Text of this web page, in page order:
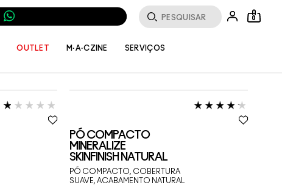
0
OUTLET M·A·CZINE SERVIÇOS
PÓ COMPACTO
MINERALIZE
SKINFINISH NATURAL
PÓ COMPACTO, COBERTURA
SUAVE, ACABAMENTO NATURAL